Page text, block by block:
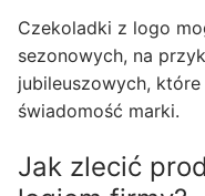
Czekoladki z logo
sezonowych, na
jubileuszowych,
świadomość marki.
Jak zlecić